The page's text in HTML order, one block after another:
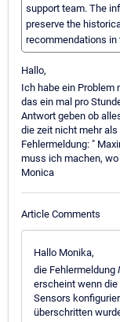
support team. The
preserve the
recommendations
Hallo,
Ich habe ein Problem
das ein mal pro
Antwort geben ob
die zeit nicht mehr
Fehlermeldung: "
muss ich machen,
Monica
Article Comments
Hallo Monika,
die Fehlermeldung
erscheint wenn die
Sensors
überschritten